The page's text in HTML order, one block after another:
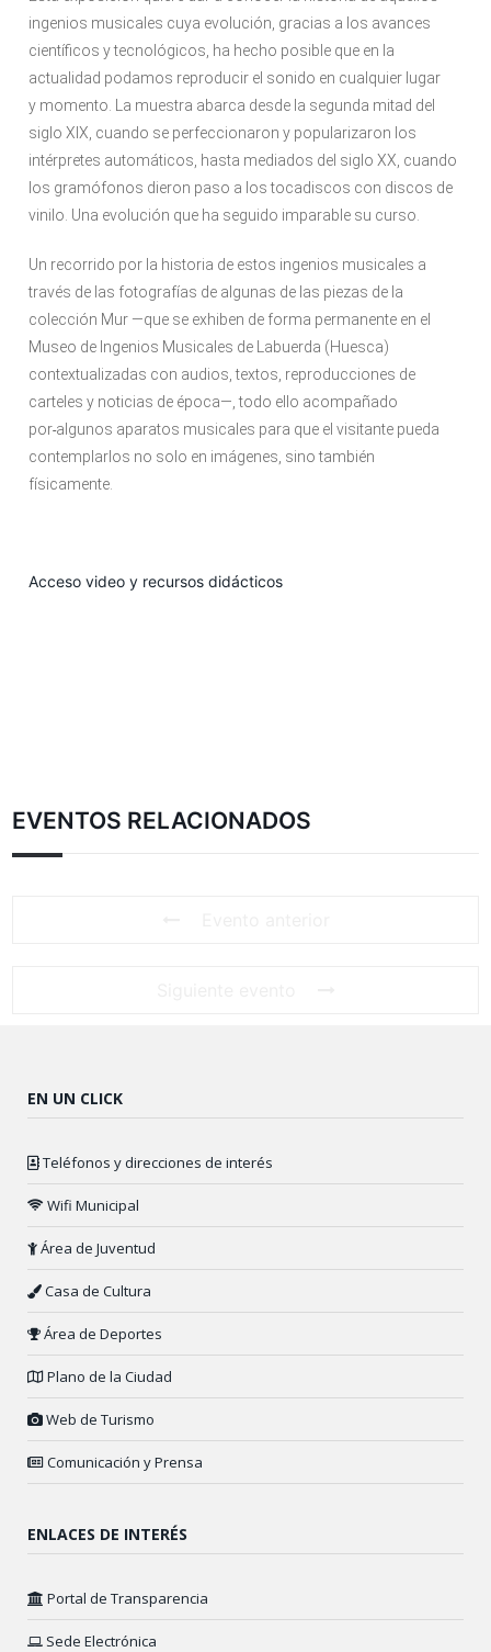
ingenios musicales cuya evolución, gracias a los avances
científicos y tecnológicos, ha hecho posible que en la
actualidad podamos reproducir el sonido en cualquier lugar
y momento. La muestra abarca desde la segunda mitad del
siglo XIX, cuando se perfeccionaron y popularizaron los
intérpretes automáticos, hasta mediados del siglo XX, cuando
los gramófonos dieron paso a los tocadiscos con discos de
vinilo. Una evolución que ha seguido imparable su curso.
Un recorrido por la historia de estos ingenios musicales a
través de las fotografías de algunas de las piezas de la
colección Mur —que se exhiben de forma permanente en el
Museo de Ingenios Musicales de Labuerda (Huesca)
contextualizadas con audios, textos, reproducciones de
carteles y noticias de época—, todo ello acompañado
poralgunos aparatos musicales para que el visitante pueda
contemplarlos no solo en imágenes, sino también
físicamente.
Acceso video y recursos didácticos
EVENTOS RELACIONADOS
EN UN CLICK
Teléfonos y direcciones de interés
Wifi Municipal
Área de Juventud
Casa de Cultura
Área de Deportes
Plano de la Ciudad
Web de Turismo
Comunicación y Prensa
ENLACES DE INTERÉS
Portal de Transparencia
Sede Electrónica